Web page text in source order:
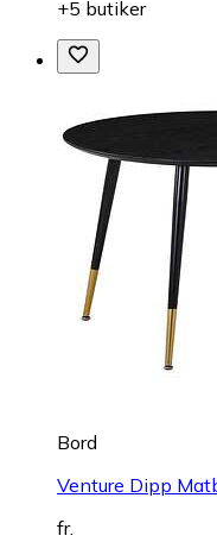
+5 butiker
Bord
Venture Dipp
fr.